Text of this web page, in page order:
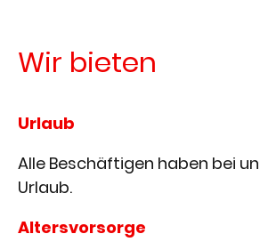
Wir bieten
Urlaub
Alle Beschäftigen haben bei
Urlaub.
Altersvorsorge